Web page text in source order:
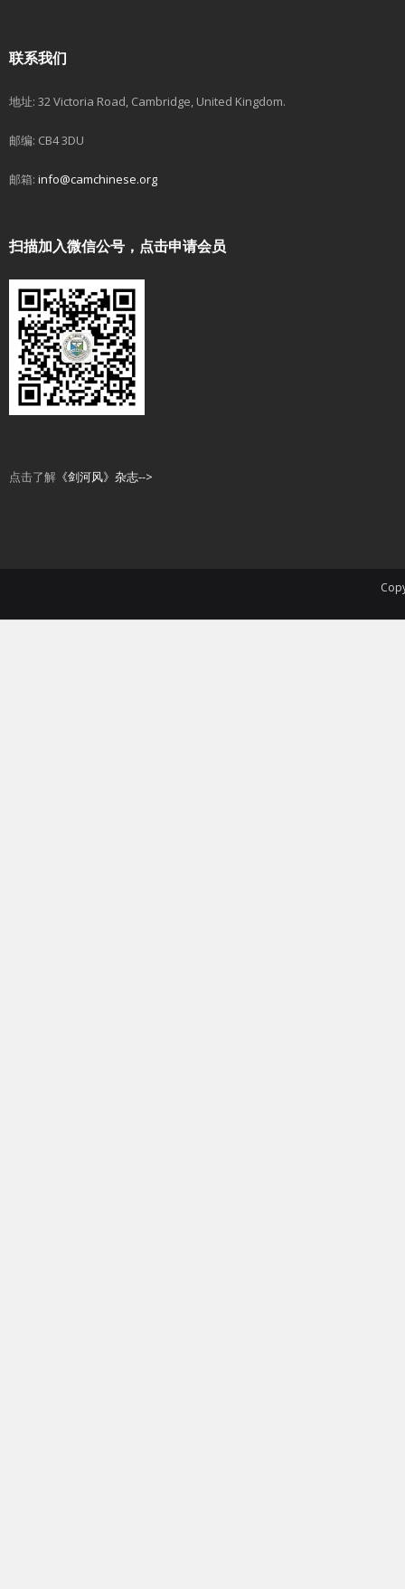
联系我们
地址: 32 Victoria Road, Cambridge, United Kingdom.
邮编: CB4 3DU
邮箱: info@camchinese.org
扫描加入微信公号，点击申请会员
点击了解 《剑河风》杂志-->